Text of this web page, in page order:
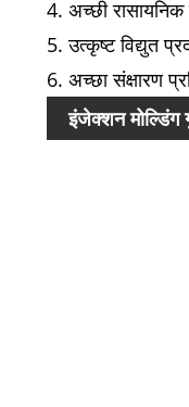
4. अच्छी रासायनिक
5. उत्कृष्ट विद्युत
6. अच्छा संक्षारण
इंजेक्शन मोल्डिंग